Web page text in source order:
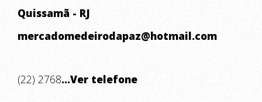
Quissamã - RJ
mercadomedeirodapaz@hotmail.com
(22) 2768...Ver telefone